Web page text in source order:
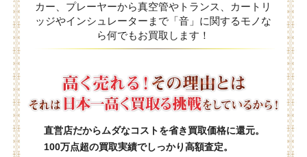
カー、プレーヤーから真空管やトランス、カートリ
ッジやインシュレーターまで「音」に関するモノな
ら何でもお買取します！
直営店だからムダなコストを省き買取価格に還元。
100万点超の買取実績でしっかり高額査定。